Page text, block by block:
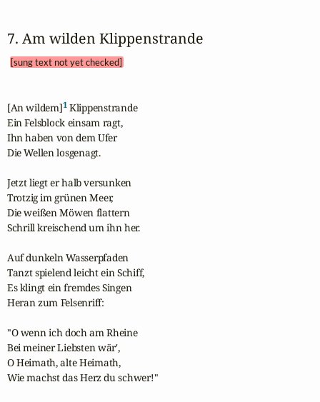
7. Am wilden Klippenstrande
[sung text not yet checked]
[An wildem]1 Klippenstrande
Ein Felsblock einsam ragt,
Ihn haben von dem Ufer
Die Wellen losgenagt.
Jetzt liegt er halb versunken
Trotzig im grünen Meer,
Die weißen Möwen flattern
Schrill kreischend um ihn her.
Auf dunkeln Wasserpfaden
Tanzt spielend leicht ein Schiff,
Es klingt ein fremdes Singen
Heran zum Felsenriff:
"O wenn ich doch am Rheine
Bei meiner Liebsten wär',
O Heimath, alte Heimath,
Wie machst das Herz du schwer!"